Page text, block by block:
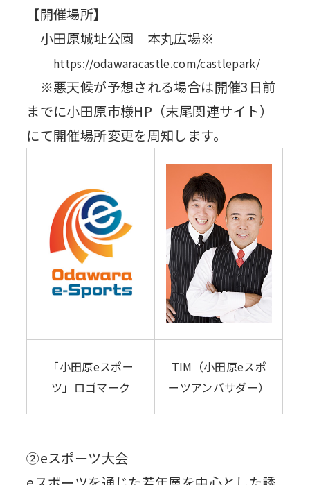
【開催場所】
小田原城址公園 本丸広場※
https://odawaracastle.com/castlepark/
※悪天候が予想される場合は開催3日前
までに小田原市様HP（末尾関連サイト）
にて開催場所変更を周知します。
「小田原eスポー
ツ」ロゴマーク
TIM（小田原eスポ
ーツアンバサダー）
②eスポーツ大会